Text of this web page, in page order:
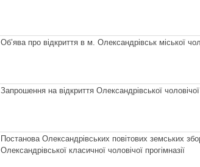
Об’ява про відкриття в м. Олександрівськ міської
Запрошення на відкриття Олександрівської
Постанова Олександрівських повітових земських
Олександрівської класичної чоловічої прогімназії